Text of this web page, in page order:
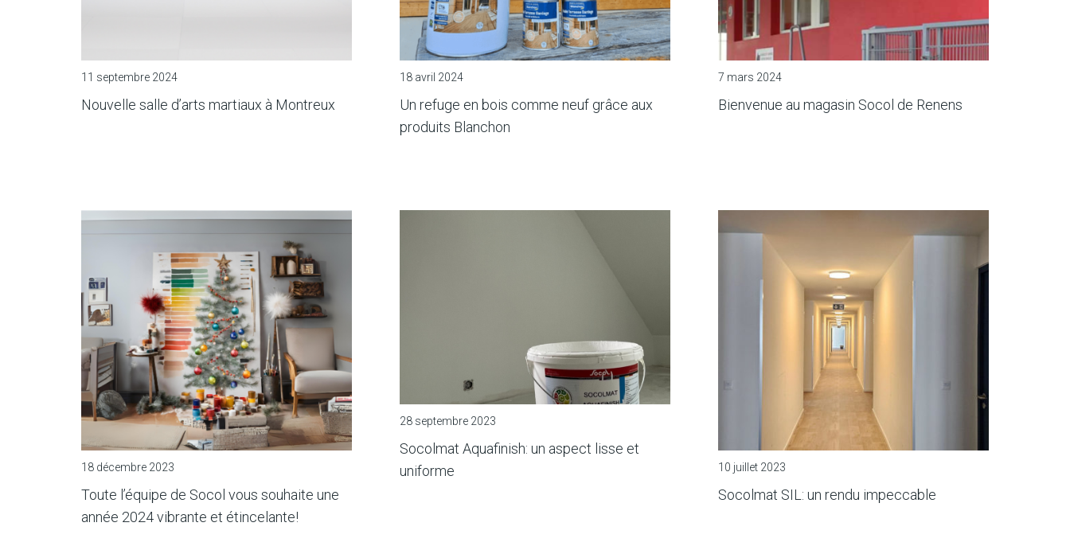
11 septembre 2024
Nouvelle salle d’arts martiaux à Montreux
18 avril 2024
Un refuge en bois comme neuf grâce aux
produits Blanchon
7 mars 2024
Bienvenue au magasin Socol de Renens
18 décembre 2023
Toute l’équipe de Socol vous souhaite une
année 2024 vibrante et étincelante!
28 septembre 2023
Socolmat Aquafinish: un aspect lisse et
uniforme
10 juillet 2023
Socolmat SIL: un rendu impeccable